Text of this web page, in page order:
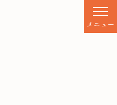
メニュー